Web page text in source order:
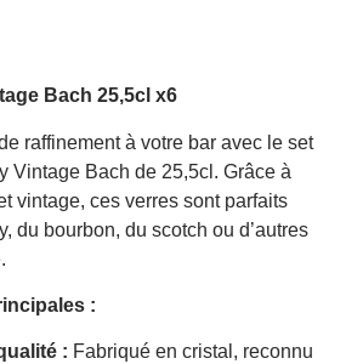
Bach 25,5cl x6
raffinement à votre bar avec le set
Vintage Bach de 25,5cl. Grâce à
vintage, ces verres sont parfaits
du bourbon, du scotch ou d’autres
:
: Fabriqué en cristal, reconnu